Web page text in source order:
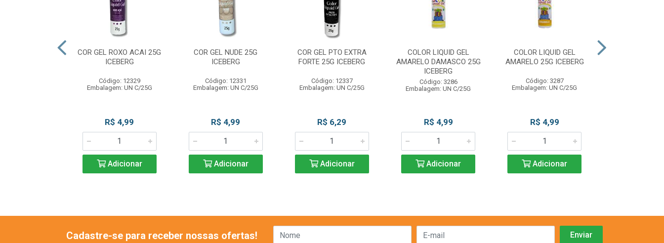
COR GEL ROXO ACAI 25G
ICEBERG
Código: 12329
Embalagem: UN C/25G
R$ 4,99
Adicionar
COR GEL NUDE 25G
ICEBERG
Código: 12331
Embalagem: UN C/25G
R$ 4,99
Adicionar
COR GEL PTO EXTRA
FORTE 25G ICEBERG
Código: 12337
Embalagem: UN C/25G
R$ 6,29
Adicionar
COLOR LIQUID GEL
AMARELO DAMASCO 25G
ICEBERG
Código: 3286
Embalagem: UN C/25G
R$ 4,99
Adicionar
COLOR LIQUID GEL
AMARELO 25G ICEBERG
Código: 3287
Embalagem: UN C/25G
R$ 4,99
Adicionar
Cadastre-se para receber nossas ofertas!